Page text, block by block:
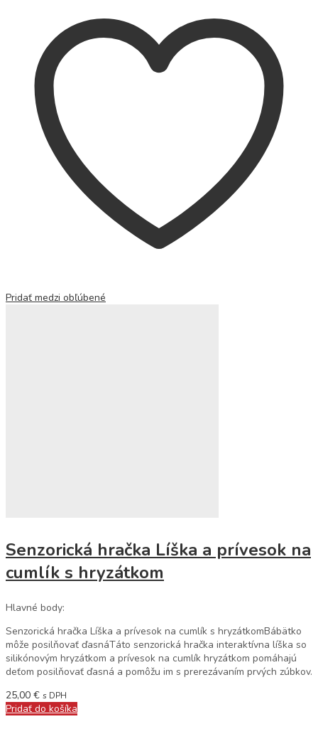
Pridať medzi obľúbené
Senzorická hračka Líška a prívesok na
cumlík s hryzátkom
Hlavné body:
Senzorická hračka Líška a prívesok na cumlík s hryzátkomBábätko
môže posilňovať ďasnáTáto senzorická hračka interaktívna líška so
silikónovým hryzátkom a prívesok na cumlík hryzátkom pomáhajú
deťom posilňovať ďasná a pomôžu im s prerezávaním prvých zúbkov.
25,00 € s DPH
Pridať do košíka